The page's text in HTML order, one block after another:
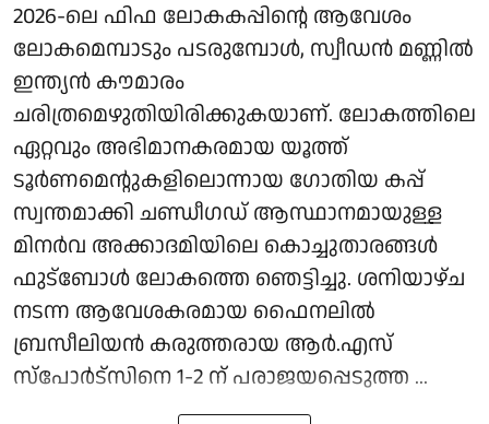
2026-ലെ ഫിഫ ലോകകപ്പിന്റെ ആവേശം
ലോകമെമ്പാടും പടരുമ്പോള്‍, സ്വീഡന്‍ മണ്ണില്‍
ഇന്ത്യന്‍ കൗമാരം
ചരിത്രമെഴുതിയിരിക്കുകയാണ്. ലോകത്തിലെ
ഏറ്റവും അഭിമാനകരമായ യൂത്ത്
ടൂര്‍ണമെന്റുകളിലൊന്നായ ഗോതിയ കപ്പ്
സ്വന്തമാക്കി ചണ്ഡീഗഡ് ആസ്ഥാനമായുള്ള
മിനര്‍വ അക്കാദമിയിലെ കൊച്ചുതാരങ്ങള്‍
ഫുട്‌ബോള്‍ ലോകത്തെ ഞെട്ടിച്ചു. ശനിയാഴ്ച
നടന്ന ആവേശകരമായ ഫൈനലില്‍
ബ്രസീലിയന്‍ കരുത്തരായ ആര്‍.എസ്
സ്‌പോര്‍ട്‌സിനെ 1-2 ന് പരാജയപ്പെടുത്ത ...